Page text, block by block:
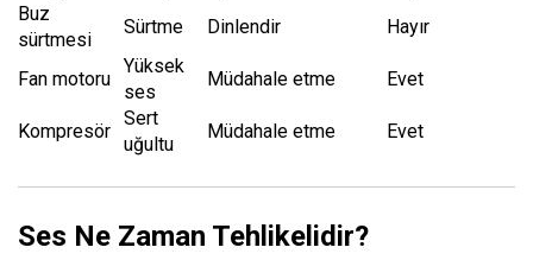
Buz
sürtmesi
Sürtme Dinlendir Hayır
Fan motoru
Yüksek
ses
Müdahale etme Evet
Kompresör
Sert
uğultu
Müdahale etme Evet
Ses Ne Zaman Tehlikelidir?